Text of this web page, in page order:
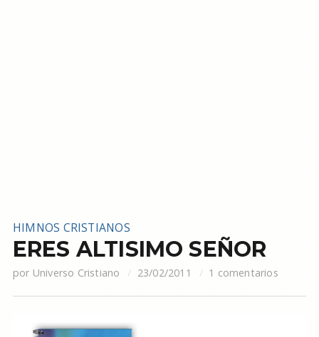
HIMNOS CRISTIANOS
ERES ALTISIMO SEÑOR
por Universo Cristiano 23/02/2011 1 comentarios